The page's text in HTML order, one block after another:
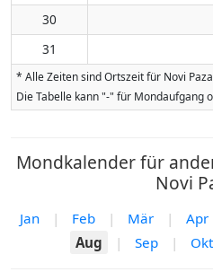
30
31
* Alle Zeiten sind Ortszeit für Novi
Die Tabelle kann "-" für Mondaufgang
Mondkalender für
Novi
Jan | Feb | Mär | Apr
Aug
| Sep | Okt